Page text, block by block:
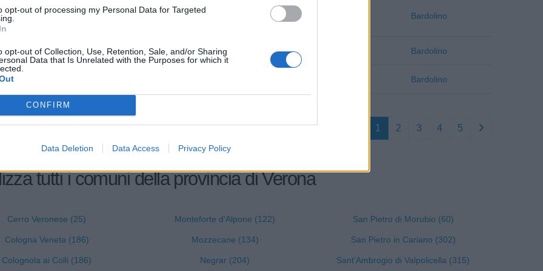
opt-out of processing my Personal Data for Targeted
opt-out of Collection, Use, Retention, Sale, and/or Sharing
Data that Is Unrelated with the Purposes for which it
CONFIRM
Data Deletion Data Access Privacy Policy
RIZZARDI AZIENDA
non pervenuto Bardolino
CAMP S.R.L. 5-10 milioni Bardolino
S.R.L. Bardolino
1 2 3 4 5
tutti i comuni della provincia di Verona
Cerro Veronese (25)
Cologna Veneta (186)
Colognola ai Colli (186)
Monteforte d'Alpone (122)
Mozzecane (134)
Negrar (204)
San Pietro di Morubio (60)
San Pietro in Cariano (302)
Sant'Ambrogio di Valpolicella (315)